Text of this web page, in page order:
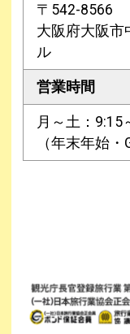
〒542-8566
大阪府大阪
ル
営業時間
月～土：9:15
（年末年始・